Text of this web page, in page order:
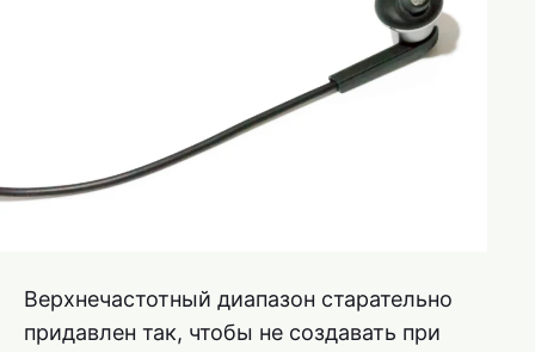
Верхнечастотный диапазон старательно
придавлен так, чтобы не создавать при